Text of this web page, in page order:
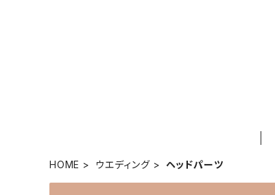
HOME ウエディング ヘッドパーツ